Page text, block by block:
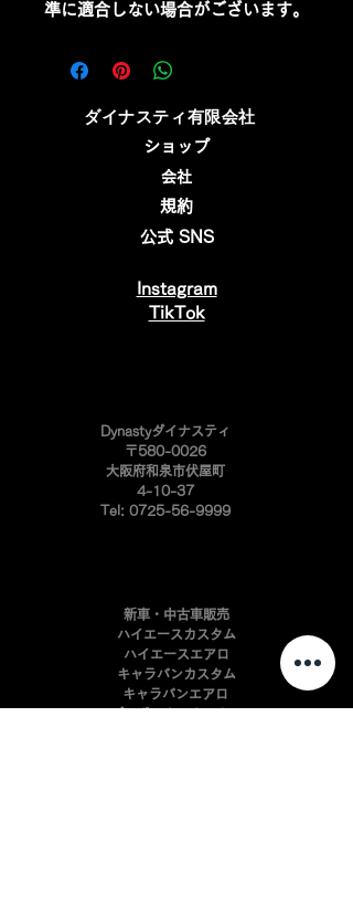
準に適合しない場合がございます。
​ダイナスティ有限会社
ショップ
会社
規約
公式 SNS
Instagram
​TikTok
​Dynastyダイナスティ
〒580-0026
大阪府和泉市伏屋町
4-10-37
Tel: 0725-56-9999
新車・中古車販売
ハイエースカスタム
ハイエースエアロ
キャラバンカスタム
キャラバンエアロ